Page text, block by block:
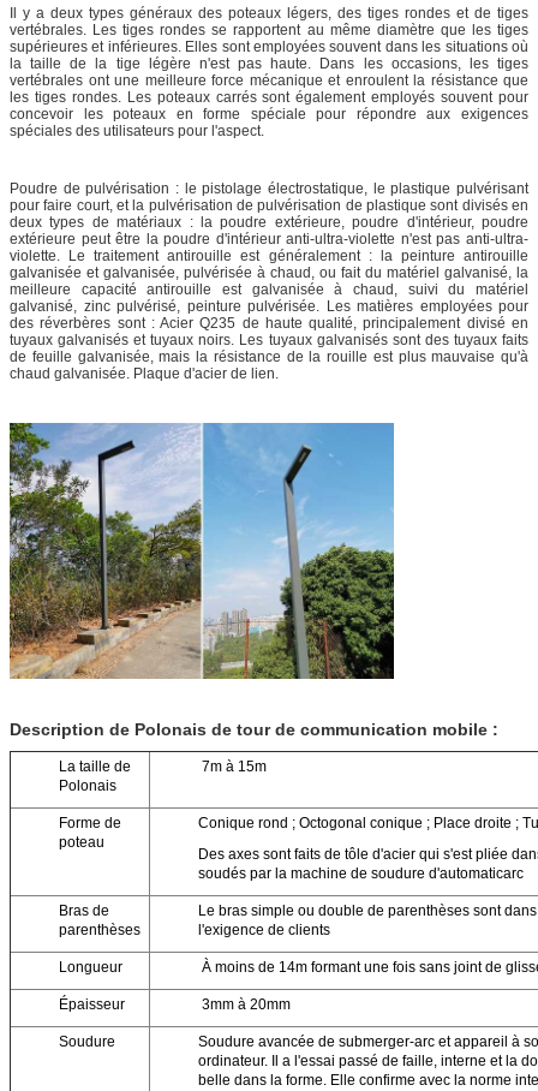
Il y a deux types généraux des poteaux légers, des tiges rondes et de tiges
vertébrales. Les tiges rondes se rapportent au même diamètre que les tiges
supérieures et inférieures. Elles sont employées souvent dans les situations où
la taille de la tige légère n'est pas haute. Dans les occasions, les tiges
vertébrales ont une meilleure force mécanique et enroulent la résistance que
les tiges rondes. Les poteaux carrés sont également employés souvent pour
concevoir les poteaux en forme spéciale pour répondre aux exigences
spéciales des utilisateurs pour l'aspect.
Poudre de pulvérisation : le pistolage électrostatique, le plastique pulvérisant
pour faire court, et la pulvérisation de pulvérisation de plastique sont divisés en
deux types de matériaux : la poudre extérieure, poudre d'intérieur, poudre
extérieure peut être la poudre d'intérieur anti-ultra-violette n'est pas anti-ultra-
violette. Le traitement antirouille est généralement : la peinture antirouille
galvanisée et galvanisée, pulvérisée à chaud, ou fait du matériel galvanisé, la
meilleure capacité antirouille est galvanisée à chaud, suivi du matériel
galvanisé, zinc pulvérisé, peinture pulvérisée. Les matières employées pour
des réverbères sont : Acier Q235 de haute qualité, principalement divisé en
tuyaux galvanisés et tuyaux noirs. Les tuyaux galvanisés sont des tuyaux faits
de feuille galvanisée, mais la résistance de la rouille est plus mauvaise qu'à
chaud galvanisée. Plaque d'acier de lien.
Description de Polonais de tour de communication mobile :
La taille de
Polonais
7m à 15m
Forme de
poteau
Conique rond ; Octogonal conique ; Place droite ;
Des axes sont faits de tôle d'acier qui s'est pliée
soudés par la machine de soudure d'automaticarc
Bras de
parenthèses
Le bras simple ou double de parenthèses sont
l'exigence de clients
Longueur À moins de 14m formant une fois sans joint de
Épaisseur 3mm à 20mm
Soudure
Soudure avancée de submerger-arc et appareil à
ordinateur. Il a l'essai passé de faille, interne et la
belle dans la forme. Elle confirme avec la norme